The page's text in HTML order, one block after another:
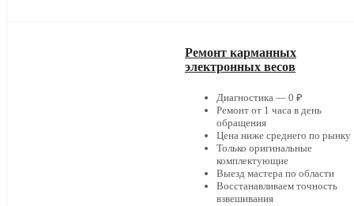
Ремонт карманных
электронных весов
Диагностика — 0 ₽
Ремонт от 1 часа в день
обращения
Цена ниже среднего по рынку
Только оригинальные
комплектующие
Выезд мастера по области
Восстанавливаем точность
взвешивания